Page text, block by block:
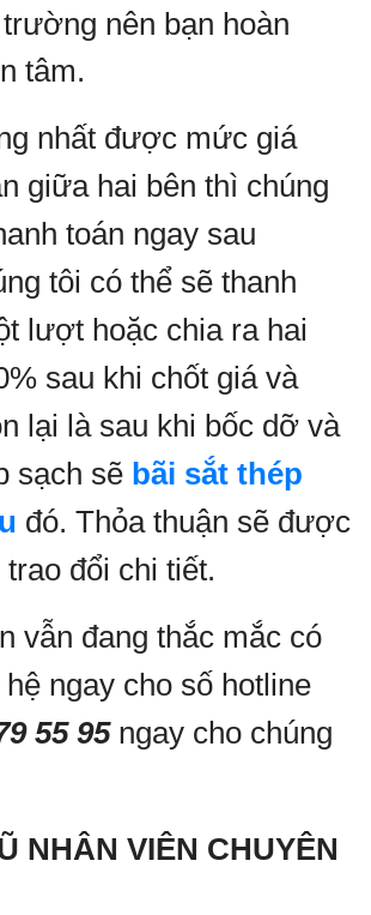
nên bạn hoàn
tâm.
nhất được mức giá
giữa hai bên thì chúng
toán ngay sau
tôi có thể sẽ thanh
lượt hoặc chia ra hai
sau khi chốt giá và
lại là sau khi bốc dỡ và
sạch sẽ bãi sắt thép
đó. Thỏa thuận sẽ được
trao đổi chi tiết.
vẫn đang thắc mắc có
ngay cho số hotline
55 95ngay cho chúng
NHÂN VIÊN CHUYÊN